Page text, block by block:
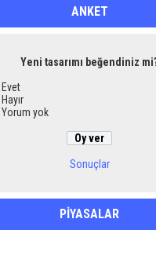
ANKET
Yeni tasarımı beğendiniz
Evet
Hayır
Yorum yok
Sonuçlar
PİYASALAR